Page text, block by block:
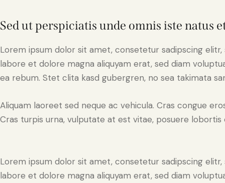
Sed ut perspiciatis unde omnis iste natus
Lorem ipsum dolor sit amet, consetetur sadipscing
labore et dolore magna aliquyam erat, sed diam
ea rebum. Stet clita kasd gubergren, no sea takimata
Aliquam laoreet sed neque ac vehicula. Cras congue
Cras turpis urna, vulputate at est vitae, posuere lobortis
Lorem ipsum dolor sit amet, consetetur sadipscing
labore et dolore magna aliquyam erat, sed diam